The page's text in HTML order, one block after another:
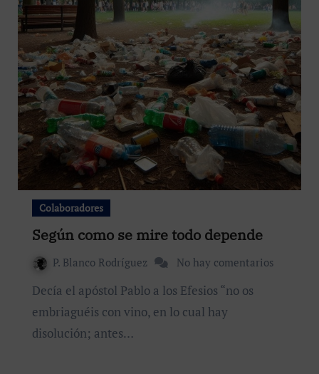
Colaboradores
Según como se mire todo depende
P. Blanco Rodríguez No hay comentarios
Decía el apóstol Pablo a los Efesios “no os
embriaguéis con vino, en lo cual hay
disolución; antes…